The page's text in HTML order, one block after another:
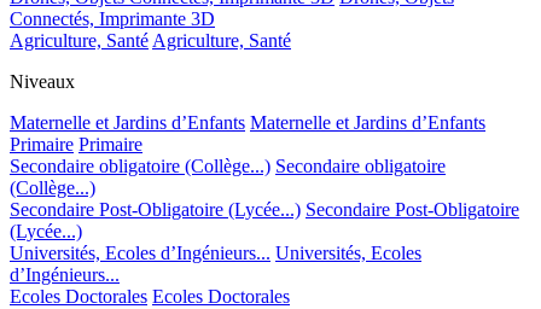
Connectés, Imprimante 3D
Agriculture, SantéAgriculture, Santé
Niveaux
Maternelle et Jardins d’Enfants Maternelle et Jardins d’Enfants
Primaire Primaire
Secondaire obligatoire (Collège...) Secondaire obligatoire
(Collège...)
Secondaire Post-Obligatoire (Lycée...) Secondaire Post-Obligatoire
(Lycée...)
Universités, Ecoles d’Ingénieurs... Universités, Ecoles
d’Ingénieurs...
Ecoles Doctorales Ecoles Doctorales